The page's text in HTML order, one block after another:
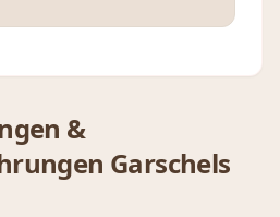
&
Garschels